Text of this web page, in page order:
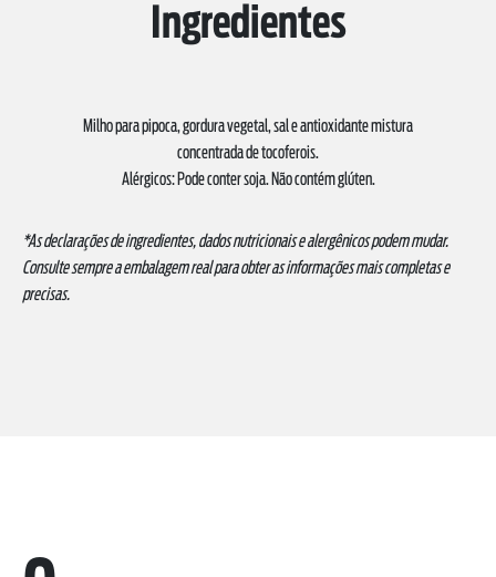
Ingredientes
Milho para pipoca, gordura vegetal, sal e antioxidante mistura
concentrada de tocoferois.
Alérgicos: Pode conter soja. Não contém glúten.
*As declarações de ingredientes, dados nutricionais e alergênicos podem mudar.
Consulte sempre a embalagem real para obter as informações mais completas e
precisas.